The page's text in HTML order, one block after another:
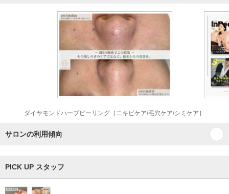
ダイヤモンドハーブピーリング［ニキビケア/毛穴ケア/シミケア］
サロンの利用傾向
PICK UP スタッフ